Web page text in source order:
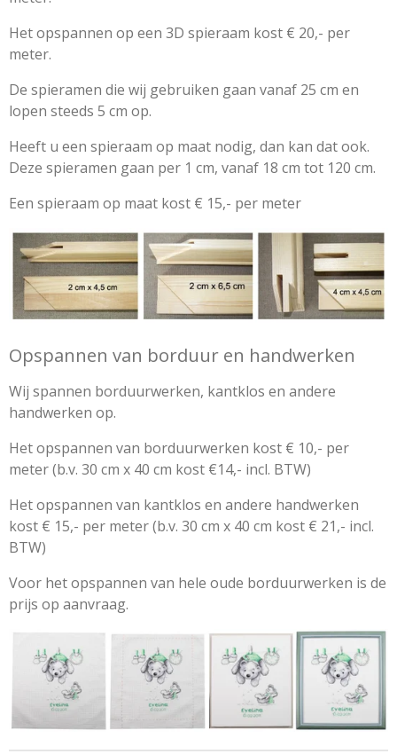
Het opspannen op een 3D spieraam kost € 20,- per
meter.
De spieramen die wij gebruiken gaan vanaf 25 cm en
lopen steeds 5 cm op.
Heeft u een spieraam op maat nodig, dan kan dat ook.
Deze spieramen gaan per 1 cm, vanaf 18 cm tot 120 cm.
Een spieraam op maat kost € 15,- per meter
Opspannen van borduur en handwerken
Wij spannen borduurwerken, kantklos en andere
handwerken op.
Het opspannen van borduurwerken kost € 10,- per
meter (b.v. 30 cm x 40 cm kost €14,- incl. BTW)
Het opspannen van kantklos en andere handwerken
kost € 15,- per meter (b.v. 30 cm x 40 cm kost € 21,- incl.
BTW)
Voor het opspannen van hele oude borduurwerken is de
prijs op aanvraag.